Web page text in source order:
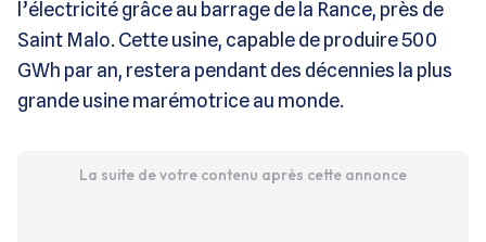
l’électricité grâce au barrage de la Rance, près de
Saint Malo. Cette usine, capable de produire 500
GWh par an, restera pendant des décennies la plus
grande usine marémotrice au monde.
La suite de votre contenu après cette annonce